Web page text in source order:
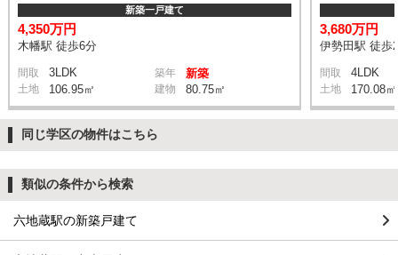
新築一戸建て
4,350万円
木幡駅 徒歩6分
間取 3LDK 築年 新築
土地 106.95㎡ 建物 80.75㎡
3,680万円
伊勢田駅 徒歩
間取 4LDK
土地 170.08㎡
同じ学区の物件はこちら
類似の条件から検索
六地蔵駅の新築戸建て